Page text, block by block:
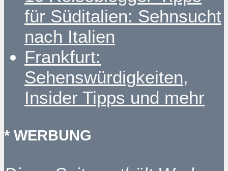
für Süditalien: Sehnsucht
nach Italien
Frankfurt:
Sehenswürdigkeiten,
Insider Tipps und mehr
* WERBUNG